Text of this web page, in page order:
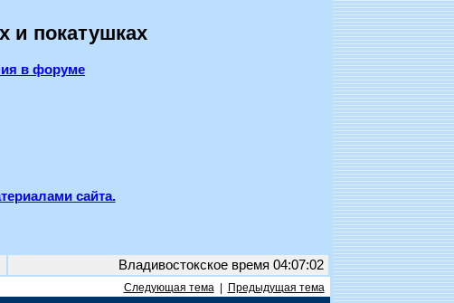
и покатушках
в форуме
сайта.
Владивостокское время 04:07:02
Следующая тема|
Предыдущая тема